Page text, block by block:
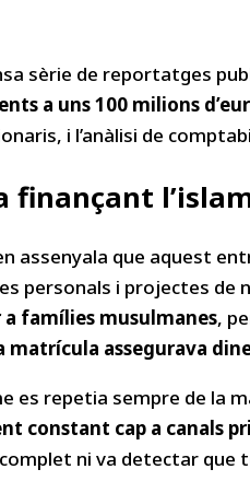
sèrie de reportatges
a uns 100 milions
i l’anàlisi de
finançant
assenyala que aquest
personals i projectes de
famílies musulmanes,
matrícula assegurava
es repetia sempre de la
constant cap a canals
ni va detectar que